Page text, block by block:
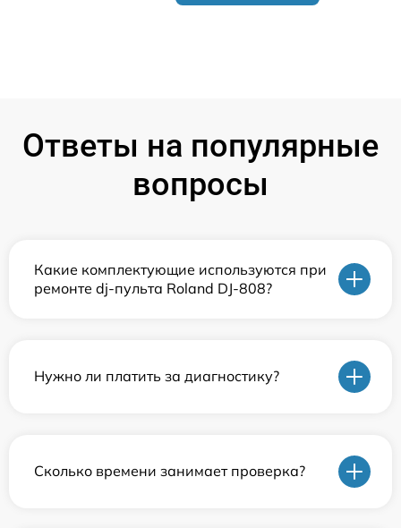
Ответы на популярные
вопросы
Какие комплектующие используются при
ремонте dj-пульта Roland DJ-808?
Нужно ли платить за диагностику?
Сколько времени занимает проверка?